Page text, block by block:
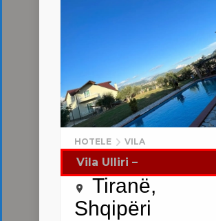
HOTELE VILA
Vila Ulliri –
Tiranë,
Shqipëri